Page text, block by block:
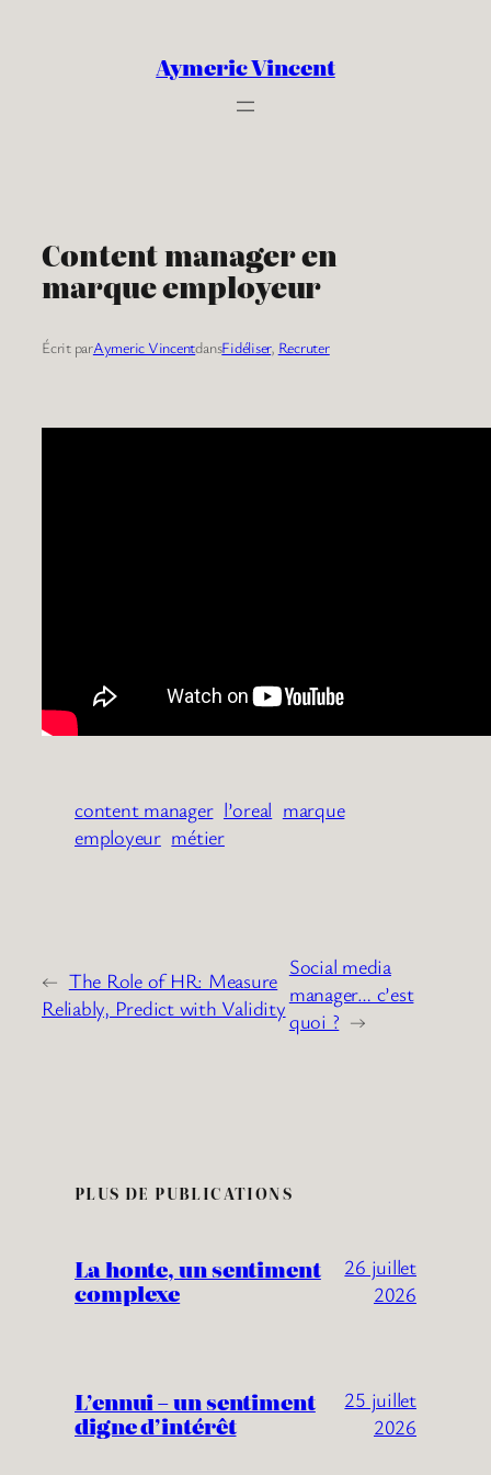
Aymeric Vincent
Content manager en
marque employeur
Écrit parAymeric VincentdansFidéliser, Recruter
content manager l’oreal marque
employeur métier
← The Role of HR: Measure
Reliably, Predict with Validity
Social media
manager… c’est
quoi ? →
PLUS DE PUBLICATIONS
La honte, un sentiment
complexe
26 juillet
2026
L’ennui – un sentiment
digne d’intérêt
25 juillet
2026